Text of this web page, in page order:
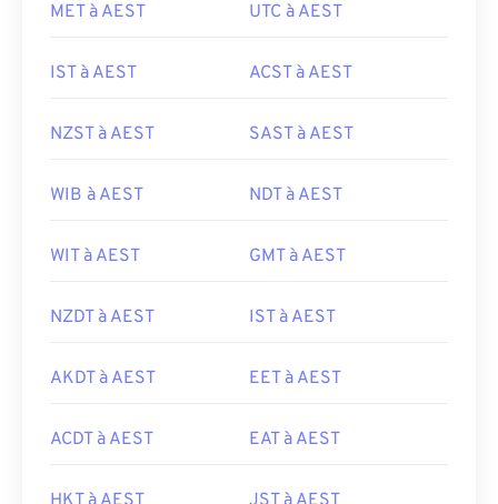
MET à AEST UTC à AEST
IST à AEST ACST à AEST
NZST à AEST SAST à AEST
WIB à AEST NDT à AEST
WIT à AEST GMT à AEST
NZDT à AEST IST à AEST
AKDT à AEST EET à AEST
ACDT à AEST EAT à AEST